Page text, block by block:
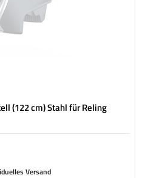
(122 cm) Stahl für Reling
Versand